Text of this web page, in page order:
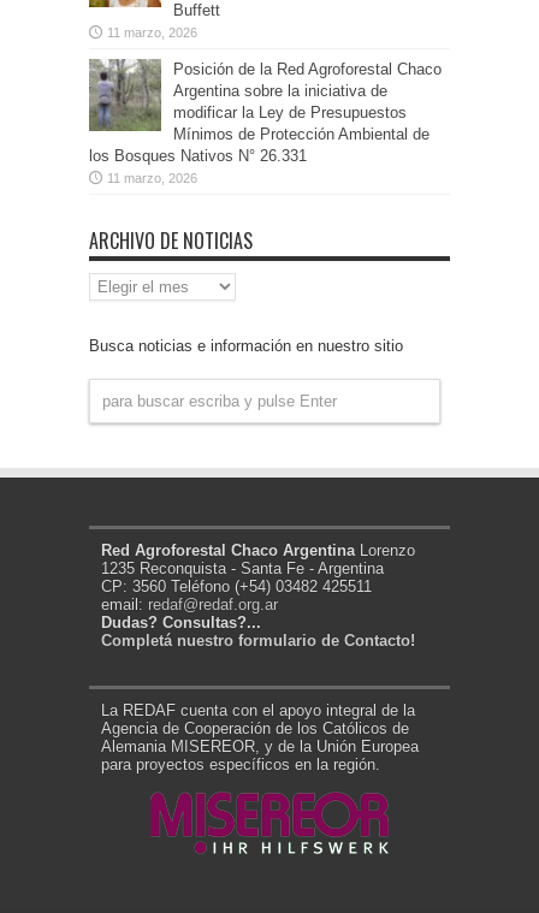
Buffett
11 marzo, 2026
Posición de la Red Agroforestal Chaco
Argentina sobre la iniciativa de
modificar la Ley de Presupuestos
Mínimos de Protección Ambiental de
los Bosques Nativos N° 26.331
11 marzo, 2026
ARCHIVO DE NOTICIAS
Archivo
de
Busca noticias e información en nuestro sitio
Red Agroforestal Chaco ArgentinaLorenzo
1235 Reconquista - Santa Fe - Argentina
CP: 3560 Teléfono (+54) 03482 425511
email: redaf@redaf.org.ar
Dudas? Consultas?...
Completá nuestro formulario de Contacto!
La REDAF cuenta con el apoyo integral de la
Agencia de Cooperación de los Católicos de
Alemania MISEREOR, y de la Unión Europea
para proyectos específicos en la región.